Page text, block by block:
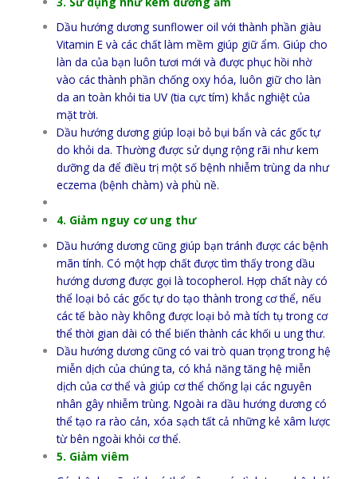
Dầu hướng dương sunflower oil với thành phần giàu
Vitamin E và các chất làm mềm giúp giữ ẩm. Giúp cho
làn da của bạn luôn tươi mới và được phục hồi nhờ
vào các thành phần chống oxy hóa, luôn giữ cho làn
da an toàn khỏi tia UV (tia cực tím) khắc nghiệt của
mặt trời.
Dầu hướng dương giúp loại bỏ bụi bẩn và các gốc tự
do khỏi da. Thường được sử dụng rộng rãi như kem
dưỡng da để điều trị một số bệnh nhiễm trùng da như
eczema (bệnh chàm) và phù nề.
4. Giảm nguy cơ ung thư
Dầu hướng dương cũng giúp bạn tránh được các bệnh
mãn tính. Có một hợp chất được tìm thấy trong dầu
hướng dương được gọi là tocopherol. Hợp chất này có
thể loại bỏ các gốc tự do tạo thành trong cơ thể, nếu
các tế bào này không được loại bỏ mà tích tụ trong cơ
thể thời gian dài có thể biến thành các khối u ung thư.
Dầu hướng dương cũng có vai trò quan trọng trong hệ
miễn dịch của chúng ta, có khả năng tăng hệ miễn
dịch của cơ thể và giúp cơ thể chống lại các nguyên
nhân gây nhiễm trùng. Ngoài ra dầu hướng dương có
thể tạo ra rào cản, xóa sạch tất cả những kẻ xâm lược
từ bên ngoài khỏi cơ thể.
5. Giảm viêm